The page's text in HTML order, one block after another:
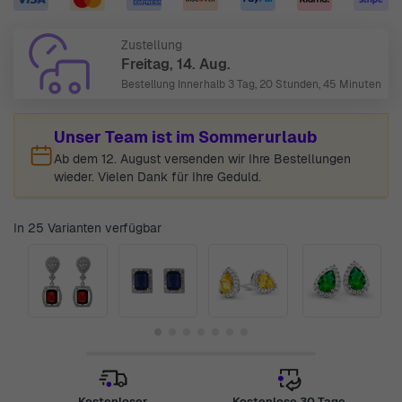
Zustellung
Freitag, 14. Aug.
Bestellung Innerhalb 3 Tag, 20 Stunden, 45 Minuten
Unser Team ist im Sommerurlaub
Ab dem 12. August versenden wir Ihre Bestellungen
wieder. Vielen Dank für Ihre Geduld.
In 25 Varianten verfügbar